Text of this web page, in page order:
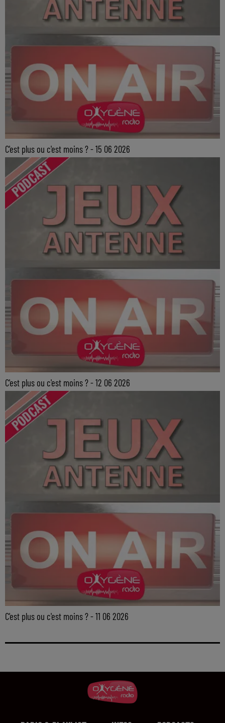
C'est plus ou c'est moins ? - 15 06 2026
C'est plus ou c'est moins ? - 12 06 2026
C'est plus ou c'est moins ? - 11 06 2026